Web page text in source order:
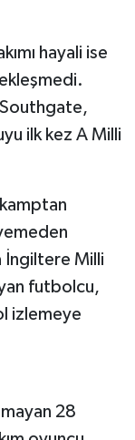
hayali ise
ilk kez A Milli
İngiltere Milli
futbolcu,
izlemeye
28